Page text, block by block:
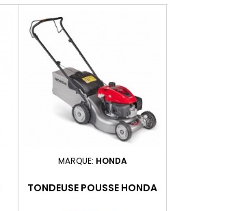
MARQUE: HONDA
TONDEUSE POUSSE HONDA